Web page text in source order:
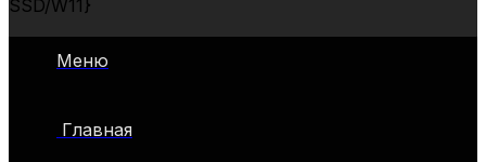
[53013PLU]
Меню
Главная